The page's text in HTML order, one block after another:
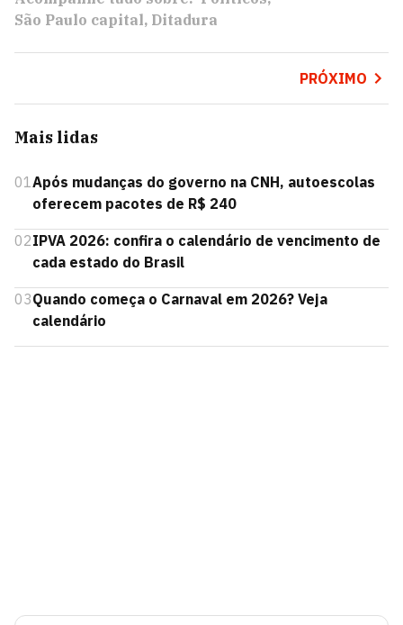
São Paulo capital Ditadura
PRÓXIMO
Mais lidas
01Após mudanças do governo na CNH, autoescolas
oferecem pacotes de R$ 240
02IPVA 2026: confira o calendário de vencimento de
cada estado do Brasil
03Quando começa o Carnaval em 2026? Veja
calendário